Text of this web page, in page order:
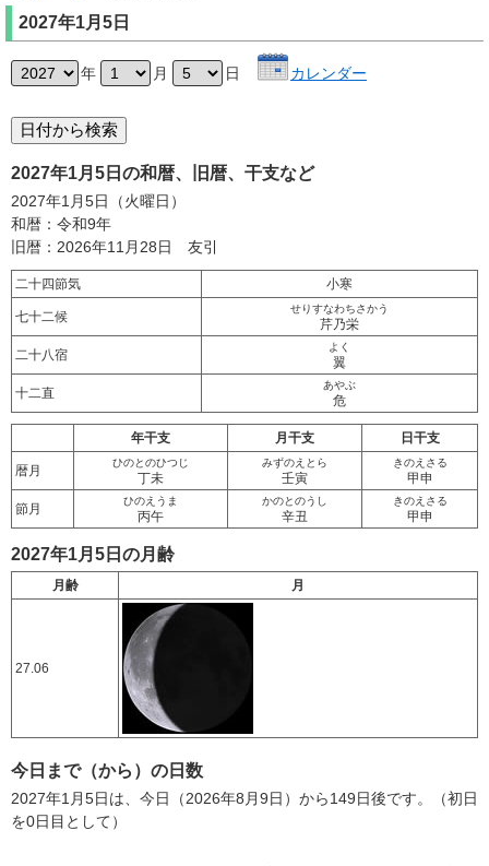
2027年1月5日
年 月 日 カレンダー
2027年1月5日の和暦、旧暦、干支など
2027年1月5日（火曜日）
和暦：令和9年
旧暦：2026年11月28日 友引
二十四節気 小寒
七十二候
せりすなわちさかう
芹乃栄
二十八宿
よく
翼
十二直
あやぶ
危
年干支 月干支 日干支
暦月
ひのとのひつじ
丁未
みずのえとら
壬寅
きのえさる
甲申
節月
ひのえうま
丙午
かのとのうし
辛丑
きのえさる
甲申
2027年1月5日の月齢
月齢 月
27.06
今日まで（から）の日数
2027年1月5日は、今日（2026年8月9日）から149日後です。（初日
を0日目として）